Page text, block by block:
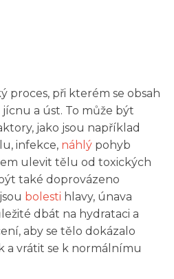
proces, při kterém se obsah
a úst. To může být
jako jsou například
infekce, náhlý pohyb
ulevit tělu od toxických
také doprovázeno
bolesti hlavy, únava
dbát na hydrataci a
aby se tělo dokázalo
a vrátit se k normálnímu